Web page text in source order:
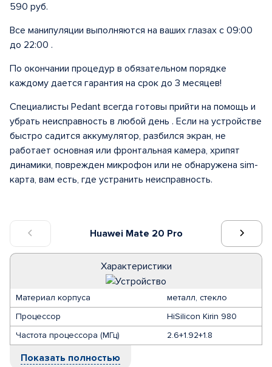
Huawei Mate 20 Pro
Характеристики
Материал корпуса
металл, стекло
Процессор
HiSilicon Kirin 980
Частота процессора (МГц)
2.6+1.92+1.8
Показать полностью
590 руб.
Все манипуляции выполняются на ваших глазах с 09:00
до 22:00 .
По окончании процедур в обязательном порядке
каждому дается гарантия на срок до 3 месяцев!
Специалисты Pedant всегда готовы прийти на помощь и
убрать неисправность в любой день . Если на устройстве
быстро садится аккумулятор, разбился экран, не
работает основная или фронтальная камера, хрипят
динамики, поврежден микрофон или не обнаружена sim-
карта, вам есть, где устранить неисправность.